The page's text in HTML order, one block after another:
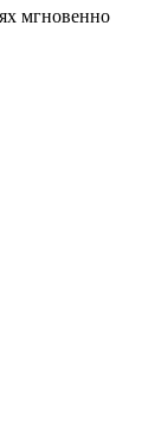
мгновенно